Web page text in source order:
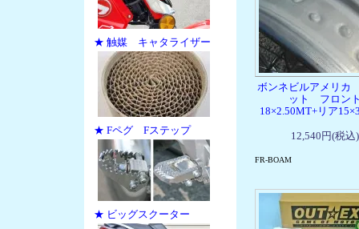
★ 触媒 キャタライザー
★ Fペグ Fステップ
★ ビッグスクーター
ボンネビルアメリカ
ット フロン
18×2.50MT+リア
12,540円(税込)
FR-BOAM